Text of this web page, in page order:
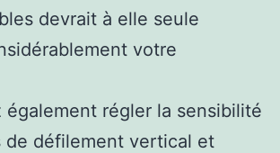
devrait à elle seule
votre
également régler la sensibilité
de défilement vertical et